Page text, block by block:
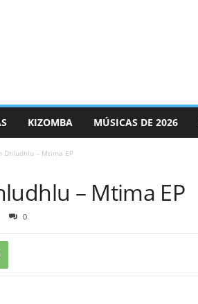
KIZOMBA MÚSICAS DE 2026
Dhludhlu – Mtima EP
– Mtima EP
0